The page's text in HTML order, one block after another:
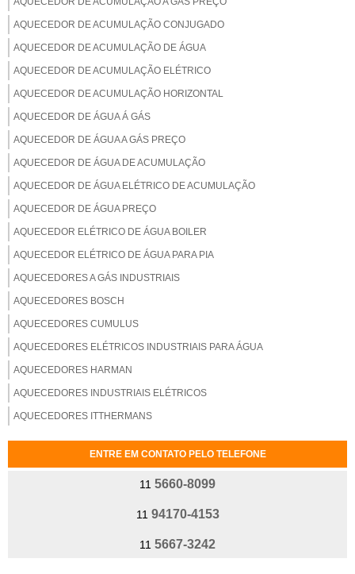
AQUECEDOR DE ACUMULAÇÃO CONJUGADO
AQUECEDOR DE ACUMULAÇÃO DE ÁGUA
AQUECEDOR DE ACUMULAÇÃO ELÉTRICO
AQUECEDOR DE ACUMULAÇÃO HORIZONTAL
AQUECEDOR DE ÁGUA Á GÁS
AQUECEDOR DE ÁGUA A GÁS PREÇO
AQUECEDOR DE ÁGUA DE ACUMULAÇÃO
AQUECEDOR DE ÁGUA ELÉTRICO DE ACUMULAÇÃO
AQUECEDOR DE ÁGUA PREÇO
AQUECEDOR ELÉTRICO DE ÁGUA BOILER
AQUECEDOR ELÉTRICO DE ÁGUA PARA PIA
AQUECEDORES A GÁS INDUSTRIAIS
AQUECEDORES BOSCH
AQUECEDORES CUMULUS
AQUECEDORES ELÉTRICOS INDUSTRIAIS PARA ÁGUA
AQUECEDORES HARMAN
AQUECEDORES INDUSTRIAIS ELÉTRICOS
AQUECEDORES ITTHERMANS
AQUECEDORES ORBIS
ENTRE EM CONTATO PELO TELEFONE
11 5660-8099
11 94170-4153
11 5667-3242